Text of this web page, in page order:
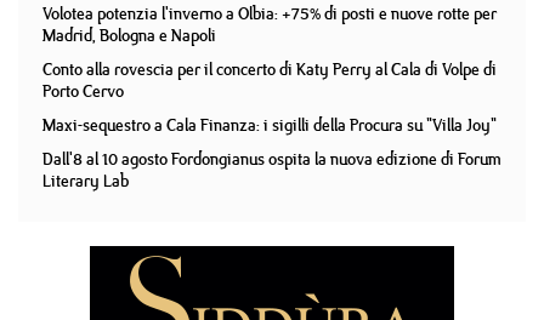
Volotea potenzia l'inverno a Olbia: +75% di posti e nuove rotte per
Madrid, Bologna e Napoli
Conto alla rovescia per il concerto di Katy Perry al Cala di Volpe di
Porto Cervo
Maxi-sequestro a Cala Finanza: i sigilli della Procura su "Villa Joy"
Dall'8 al 10 agosto Fordongianus ospita la nuova edizione di Forum
Literary Lab